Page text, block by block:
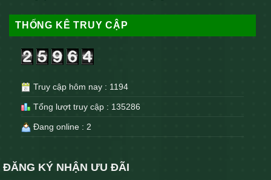
THỐNG KÊ TRUY CẬP
Truy cập hôm nay : 1194
Tổng lượt truy cập : 135286
Đang online : 2
ĐĂNG KÝ NHẬN ƯU ĐÃI